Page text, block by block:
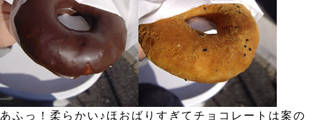
あふっ！柔らかい♪ほおばりすぎてチョコレートは案の